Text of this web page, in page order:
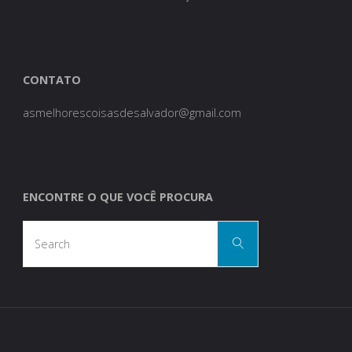
CONTATO
asmelhorescoisasdesalvador@gmail.com
ENCONTRE O QUE VOCÊ PROCURA
Search